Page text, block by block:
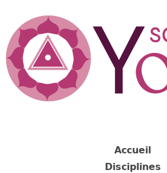
navigation
Accueil
Disciplines